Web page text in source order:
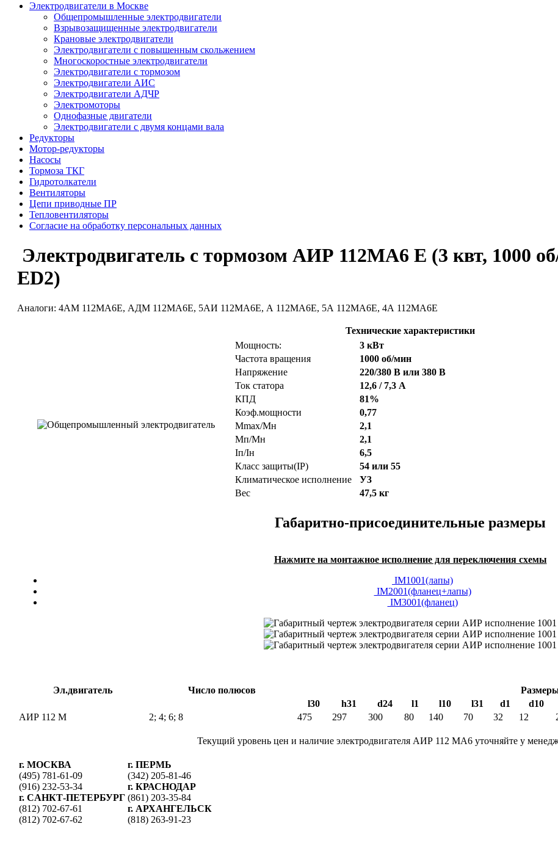
Электродвигатели в Москве
Общепромышленные электродвигатели
Взрывозащищенные электродвигатели
Крановые электродвигатели
Электродвигатели с повышенным скольжением
Многоскоростные электродвигатели
Электродвигатели с тормозом
Электродвигатели АИC
Электродвигатели АДЧР
Электромоторы
Однофазные двигатели
Электродвигатели с двумя концами вала
Редукторы
Мотор-редукторы
Насосы
Тормоза ТКГ
Гидротолкатели
Вентиляторы
Цепи приводные ПР
Тепловентиляторы
Согласие на обработку персональных данных
Электродвигатель с тормозом АИР 112MA6 E (3 квт, 1000
ЕD2)
Аналоги: 4АМ 112МA6E, АДМ 112МA6E, 5АИ 112МA6E, А 112МA6E, 5А 112МA6E, 4А 112МA6E
Технические характеристики
Мощность:
3 кВт
Частота вращения
1000 об/мин
Напряжение
220/380 В или 380 В
Ток статора
12,6 / 7,3 А
КПД
81%
Коэф.мощности
0,77
Мmax/Mн
2,1
Мп/Мн
2,1
Iп/Iн
6,5
Класс защиты(IP)
54 или 55
Климатическое исполнение
У3
Вес
47,5 кг
Габаритно-присоединительные размеры
Нажмите на монтажное исполнение для переключения схемы
IM1001(лапы)
IM2001(фланец+лапы)
IM3001(фланец)
Эл.двигатель Число полюсов
l30
h31 d24 l1 l10 l31 d1 d10
АИР 112 М
2; 4; 6; 8 475 297 300 80 140 70 32 12
Текущий уровень цен и наличие электродвигателя АИР 112 МА6 уточняйте у
г. МОСКВА
(495) 781-61-09
(916) 232-53-34
г. CАНКТ-ПЕТЕРБУРГ
(812) 702-67-61
(812) 702-67-62
г. ПЕРМЬ
(342) 205-81-46
г. КРАСНОДАР
(861) 203-35-84
г. АРХАНГЕЛЬСК
(818) 263-91-23